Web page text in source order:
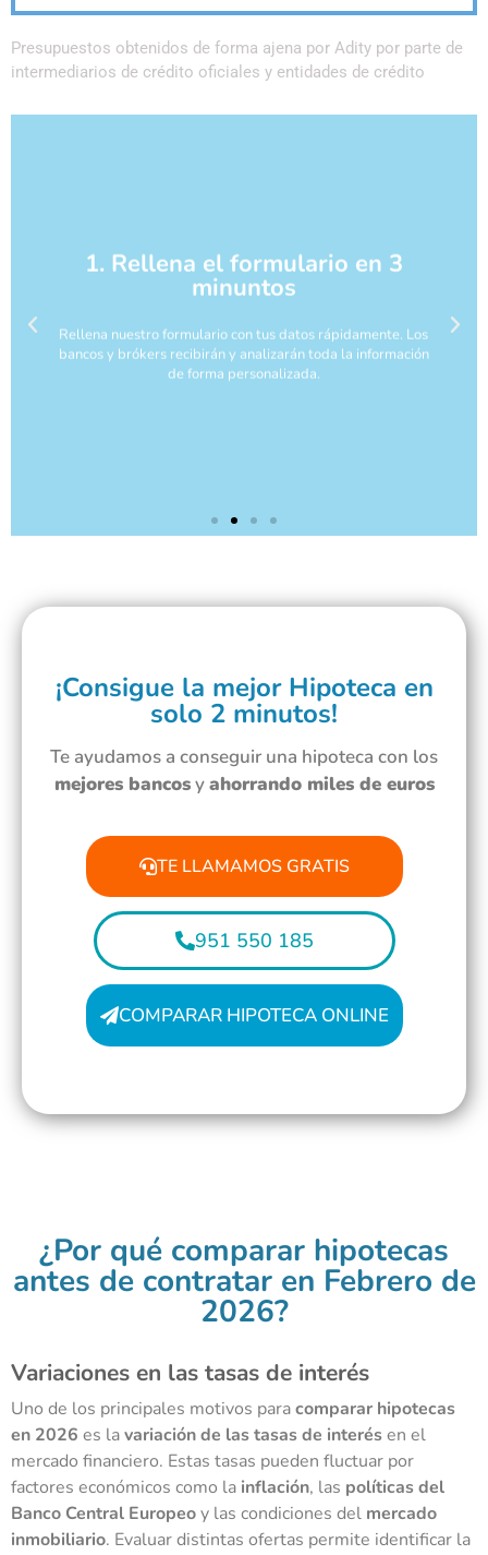
Presupuestos obtenidos de forma ajena por Adity por parte de
intermediarios de crédito oficiales y entidades de crédito
1. Rellena el formulario en 3
minuntos
Rellena nuestro formulario con tus datos rápidamente. Los
bancos y brókers recibirán y analizarán toda la información
de forma personalizada.
¡Consigue la mejor Hipoteca en
solo 2 minutos!
Te ayudamos a conseguir una hipoteca con los
mejores bancosyahorrando miles de euros
TE LLAMAMOS GRATIS
951 550 185
COMPARAR HIPOTECA ONLINE
¿Por qué comparar hipotecas
antes de contratar en Febrero de
2026?
Variaciones en las tasas de interés
Uno de los principales motivos paracomparar hipotecas
en 2026 es lavariación de las tasas de interésen el
mercado financiero. Estas tasas pueden fluctuar por
factores económicos como la inflación, las políticas del
Banco Central Europeoy las condiciones del mercado
inmobiliario. Evaluar distintas ofertas permite identificar la